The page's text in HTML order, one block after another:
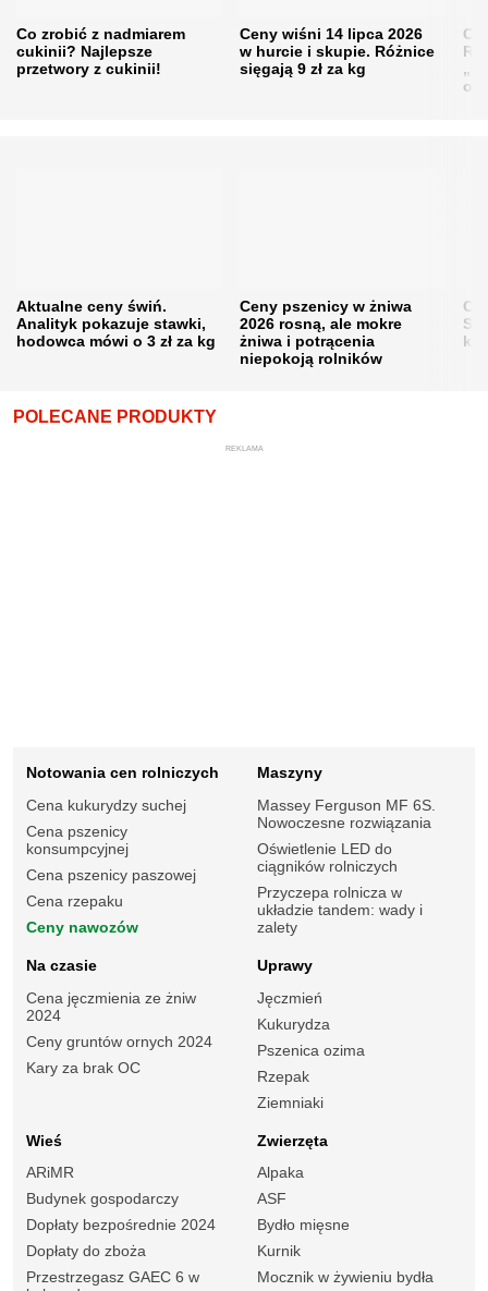
Co zrobić z nadmiarem
cukinii? Najlepsze
przetwory z cukinii!
Ceny wiśni 14 lipca 2026
w hurcie i skupie. Różnice
sięgają 9 zł za kg
Aktualne ceny świń.
Analityk pokazuje stawki,
hodowca mówi o 3 zł za kg
Ceny pszenicy w żniwa
2026 rosną, ale mokre
żniwa i potrącenia
niepokoją rolników
POLECANE PRODUKTY
REKLAMA
Notowania cen rolniczych
Cena kukurydzy suchej
Cena pszenicy
konsumpcyjnej
Cena pszenicy paszowej
Cena rzepaku
Ceny nawozów
Maszyny
Massey Ferguson MF 6S.
Nowoczesne rozwiązania
Oświetlenie LED do
ciągników rolniczych
Przyczepa rolnicza w
układzie tandem: wady i
zalety
Na czasie
Cena jęczmienia ze żniw
2024
Ceny gruntów ornych 2024
Kary za brak OC
Uprawy
Jęczmień
Kukurydza
Pszenica ozima
Rzepak
Ziemniaki
Wieś
ARiMR
Budynek gospodarczy
Dopłaty bezpośrednie 2024
Dopłaty do zboża
Przestrzegasz GAEC 6 w
Zwierzęta
Alpaka
ASF
Bydło mięsne
Kurnik
Mocznik w żywieniu bydła